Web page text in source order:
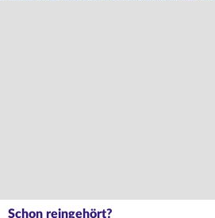
Schon reingehört?